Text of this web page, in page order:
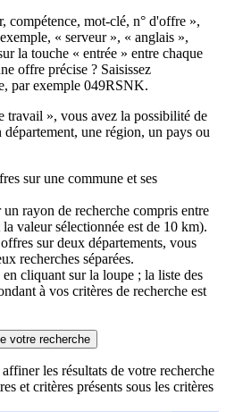
compétence, mot-clé, n° d'offre »,
« serveur », « anglais »,
la touche « entrée » entre chaque
offre précise ? Saisissez
par exemple 049RSNK.
travail », vous avez la possibilité de
une région, un pays ou
sur une commune et ses
rayon de recherche compris entre
valeur sélectionnée est de 10 km).
sur deux départements, vous
recherches séparées.
cliquant sur la loupe ; la liste des
à vos critères de recherche est
votre recherche
les résultats de votre recherche
et critères présents sous les critères